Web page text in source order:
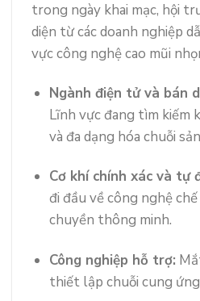
trong ngày khai mạc, hội
diện từ các doanh nghiệp
vực công nghệ cao mũi
Ngành điện tử và bán
Lĩnh vực đang tìm kiếm
và đa dạng hóa chuỗi
Cơ khí chính xác và tự
đi đầu về công nghệ
chuyền thông minh.
Công nghiệp hỗ trợ:
thiết lập chuỗi cung